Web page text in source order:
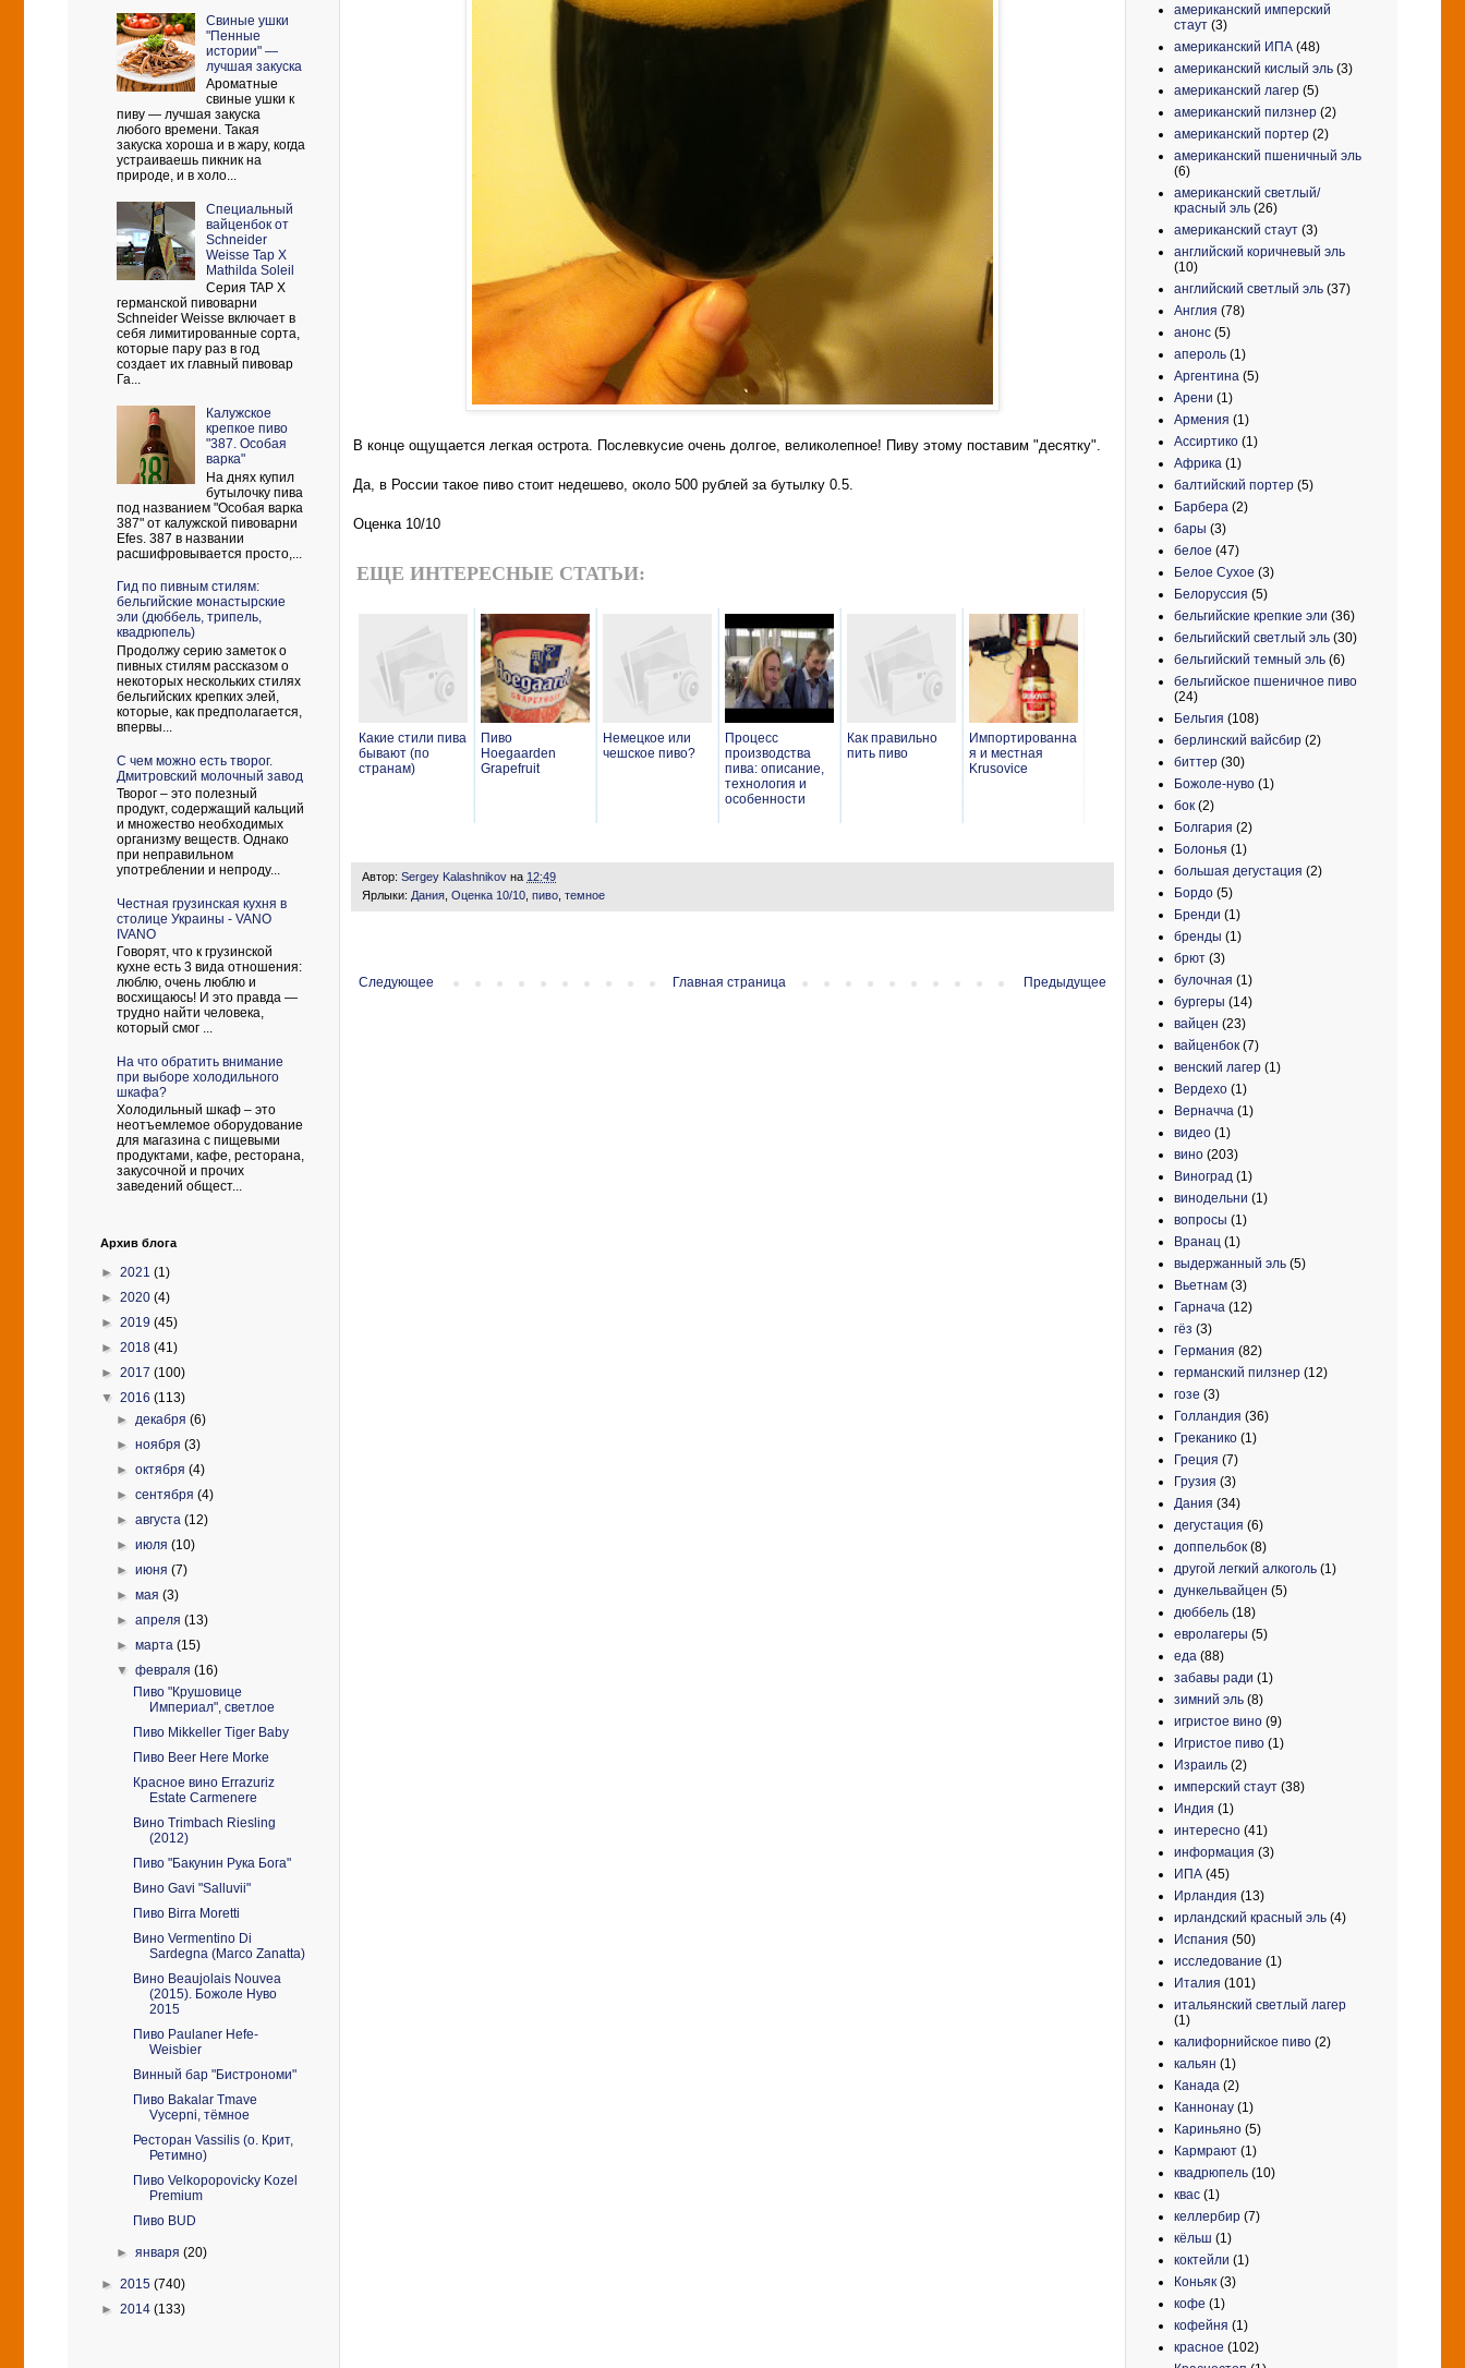
В конце ощущается легкая острота. Послевкусие очень долгое, великолепное! Пиву этому поставим "десятку".
Да, в России такое пиво стоит недешево, около 500 рублей за бутылку 0.5.
Оценка 10/10
ЕЩЕ ИНТЕРЕСНЫЕ СТАТЬИ:
Какие стили пива
бывают (по
странам)
Пиво
Hoegaarden
Grapefruit
Немецкое или
чешское пиво?
Процесс
производства
пива: описание,
технология и
особенности
Как правильно
пить пиво
Импортированна
я и местная
Krusovice
Автор: Sergey Kalashnikov на 12:49
Ярлыки: Дания Оценка 10/10 пиво темное
Следующее Предыдущее
Главная страница
Свиные ушки
"Пенные
истории" —
лучшая закуска
Ароматные
свиные ушки к
пиву — лучшая закуска
любого времени. Такая
закуска хороша и в жару, когда
устраиваешь пикник на
природе, и в холо...
Cпециальный
вайценбок от
Schneider
Weisse Tap X
Mathilda Soleil
Серия TAP X
германской пивоварни
Schneider Weisse включает в
себя лимитированные сорта,
которые пару раз в год
создает их главный пивовар
Га...
Калужское
крепкое пиво
"387. Особая
варка"
На днях купил
бутылочку пива
под названием "Особая варка
387" от калужской пивоварни
Efes. 387 в названии
расшифровывается просто,...
Гид по пивным стилям:
бельгийские монастырские
эли (дюббель, трипель,
квадрюпель)
Продолжу серию заметок о
пивных стилям рассказом о
некоторых нескольких стилях
бельгийских крепких элей,
которые, как предполагается,
впервы...
С чем можно есть творог.
Дмитровский молочный завод
Творог – это полезный
продукт, содержащий кальций
и множество необходимых
организму веществ. Однако
при неправильном
употреблении и непроду...
Честная грузинская кухня в
столице Украины - VANO
IVANO
Говорят, что к грузинской
кухне есть 3 вида отношения:
люблю, очень люблю и
восхищаюсь! И это правда —
трудно найти человека,
который смог ...
На что обратить внимание
при выборе холодильного
шкафа?
Холодильный шкаф – это
неотъемлемое оборудование
для магазина с пищевыми
продуктами, кафе, ресторана,
закусочной и прочих
заведений общест...
Архив блога
► 2021 (1)
► 2020 (4)
► 2019 (45)
► 2018 (41)
► 2017 (100)
▼ 2016 (113)
► декабря(6)
►ноября(3)
►октября(4)
►сентября(4)
►августа(12)
►июля(10)
►июня(7)
►мая(3)
►апреля(13)
►марта(15)
▼февраля(16)
Пиво "Крушовице
Империал", светлое
Пиво Mikkeller Tiger Baby
Пиво Beer Here Morke
Красное вино Errazuriz
Estate Carmenere
Вино Trimbach Riesling
(2012)
Пиво "Бакунин Рука Бога"
Вино Gavi "Salluvii"
Пиво Birra Moretti
Вино Vermentino Di
Sardegna (Marco Zanatta)
Вино Beaujolais Nouvea
(2015). Божоле Нуво
2015
Пиво Paulaner Hefe-
Weisbier
Винный бар "Бистрономи"
Пиво Bakalar Tmave
Vycepni, тёмное
Ресторан Vassilis (о. Крит,
Ретимно)
Пиво Velkopopovicky Kozel
Premium
Пиво BUD
►января(20)
► 2015 (740)
► 2014 (133)
американский имперский
стаут (3)
американский ИПА (48)
американский кислый эль (3)
американский лагер (5)
американский пилзнер (2)
американский портер (2)
американский пшеничный эль
(6)
американский светлый/
красный эль (26)
американский стаут (3)
английский коричневый эль
(10)
английский светлый эль (37)
Англия (78)
анонс (5)
апероль (1)
Аргентина (5)
Арени (1)
Армения (1)
Ассиртико (1)
Африка (1)
балтийский портер (5)
Барбера (2)
бары (3)
белое (47)
Белое Сухое (3)
Белоруссия (5)
бельгийские крепкие эли (36)
бельгийский светлый эль (30)
бельгийский темный эль (6)
бельгийское пшеничное пиво
(24)
Бельгия (108)
берлинский вайсбир (2)
биттер (30)
Божоле-нуво (1)
бок (2)
Болгария (2)
Болонья (1)
большая дегустация (2)
Бордо (5)
Бренди (1)
бренды (1)
брют (3)
булочная (1)
бургеры (14)
вайцен (23)
вайценбок (7)
венский лагер (1)
Вердехо (1)
Верначча (1)
видео (1)
вино (203)
Виноград (1)
винодельни (1)
вопросы (1)
Вранац (1)
выдержанный эль (5)
Вьетнам (3)
Гарнача (12)
гёз (3)
Германия (82)
германский пилзнер (12)
гозе (3)
Голландия (36)
Греканико (1)
Греция (7)
Грузия (3)
Дания (34)
дегустация (6)
доппельбок (8)
другой легкий алкоголь (1)
дункельвайцен (5)
дюббель (18)
евролагеры (5)
еда (88)
забавы ради (1)
зимний эль (8)
игристое вино (9)
Игристое пиво (1)
Израиль (2)
имперский стаут (38)
Индия (1)
интересно (41)
информация (3)
ИПА (45)
Ирландия (13)
ирландский красный эль (4)
Испания (50)
исследование (1)
Италия (101)
итальянский светлый лагер
(1)
калифорнийское пиво (2)
кальян (1)
Канада (2)
Каннонау (1)
Кариньяно (5)
Кармрают (1)
квадрюпель (10)
квас (1)
келлербир (7)
кёльш (1)
коктейли (1)
Коньяк (3)
кофе (1)
кофейня (1)
красное (102)